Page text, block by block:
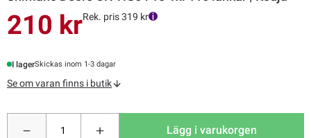
210 krRek. pris 319 kr
I lagerSkickas inom 1-3 dagar
Se om varan finns i butik
Lägg i varukorgen